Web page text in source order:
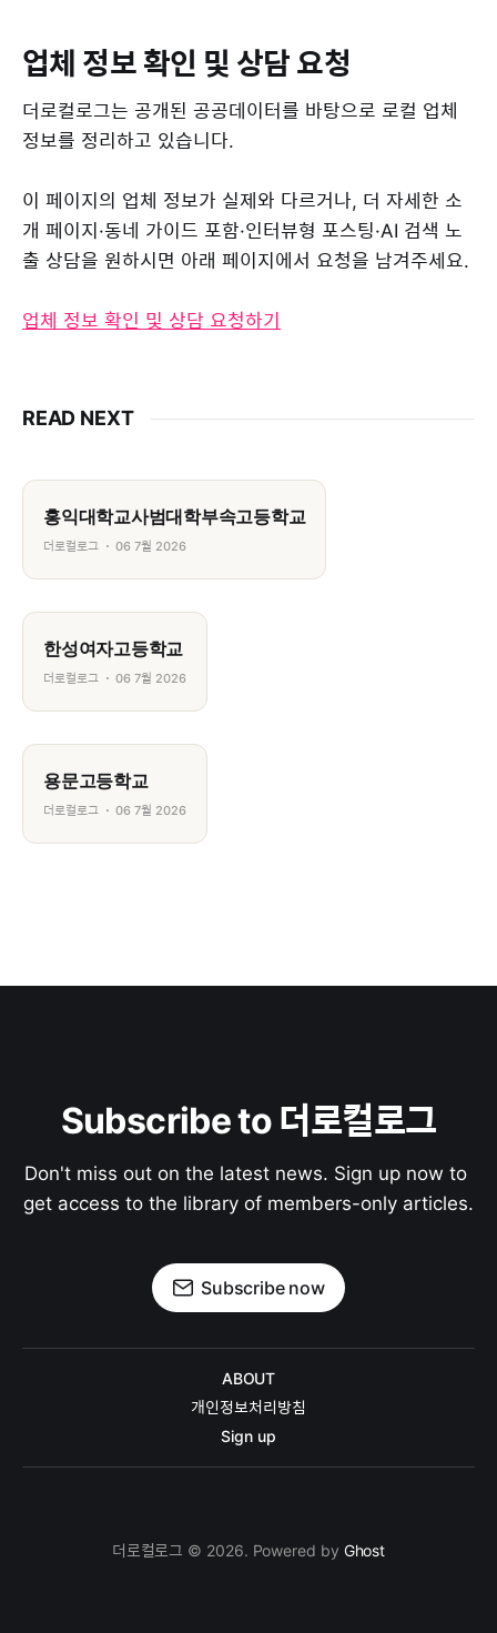
업체 정보 확인 및 상담 요청
더로컬로그는 공개된 공공데이터를 바탕으로 로컬 업체
정보를 정리하고 있습니다.
이 페이지의 업체 정보가 실제와 다르거나, 더 자세한 소
개 페이지·동네 가이드 포함·인터뷰형 포스팅·AI 검색 노
출 상담을 원하시면 아래 페이지에서 요청을 남겨주세요.
업체 정보 확인 및 상담 요청하기
READ NEXT
홍익대학교사범대학부속고등학교
더로컬로그 06 7월 2026
한성여자고등학교
더로컬로그 06 7월 2026
용문고등학교
더로컬로그 06 7월 2026
Subscribe to 더로컬로그
Don't miss out on the latest news. Sign up now to
get access to the library of members-only articles.
Subscribe now
ABOUT
개인정보처리방침
Sign up
더로컬로그 © 2026. Powered by Ghost